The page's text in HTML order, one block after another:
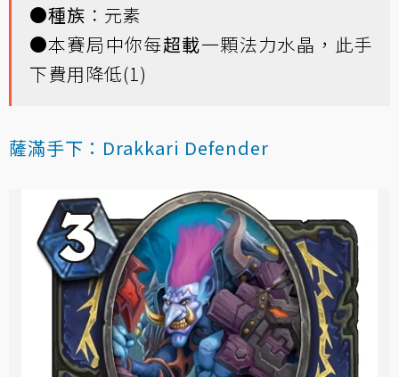
●種族 ：元素
●本賽局中你每超載一顆法力水晶，此手
下費用降低(1)
薩滿手下：Drakkari Defender